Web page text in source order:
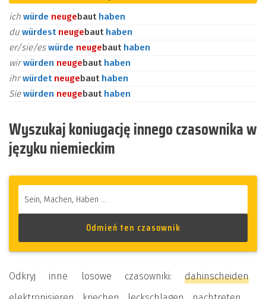
ich würde neugebaut haben
du würdest neugebaut haben
er/sie/eswürde neugebaut haben
wirwürden neugebaut haben
ihrwürdet neugebaut haben
Siewürden neugebaut haben
Wyszukaj koniugację innego czasownika w
języku niemieckim
Odkryj inne losowe czasowniki: dahinscheiden